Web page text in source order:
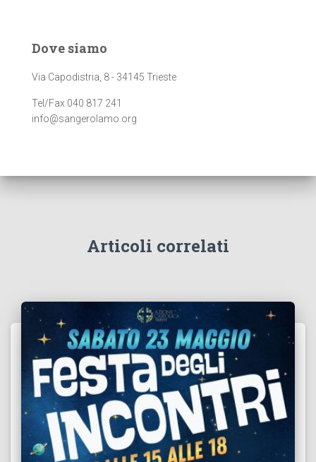
Dove siamo
Via Capodistria, 8 - 34145 Trieste
Tel/Fax 040 817 241
info@sangerolamo.org
Articoli correlati